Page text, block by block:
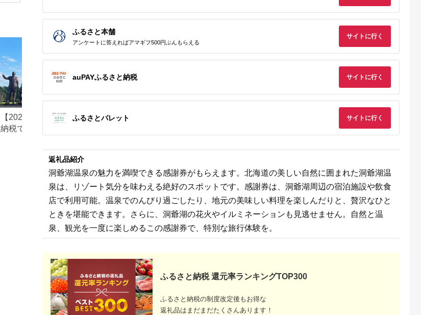
【2026年最新版】ふるさと
納税でディズニー返礼品は
ト・公式グッズを徹底解説
ふるさと納税、年収いくら
ふるさと本舗
アンケートに答えればアマギフ500円ぶんもらえる
サイトに行く
auPAYふるさと納税 サイトに行く
ふるさとパレット サイトに行く
返礼品紹介
洞爺湖温泉の魅力を満喫できる感謝券がもらえます。北海道の美しい自然に囲まれた洞爺湖温
泉は、リゾート気分を味わえる絶好のスポットです。感謝券は、洞爺湖周辺の宿泊施設や飲食
店で利用可能。温泉でのんびり過ごしたり、地元の美味しい料理を楽しんだりと、贅沢なひと
ときを堪能できます。さらに、洞爺湖の花火やイルミネーションも見逃せません。自然と温
泉、観光を一度に楽しめるこの感謝券で、特別な旅行体験を。
ふるさと納税 還元率ランキングTOP300
ふるさと納税の制度改定後もお得な
返礼品はまだまだたくさんあります！